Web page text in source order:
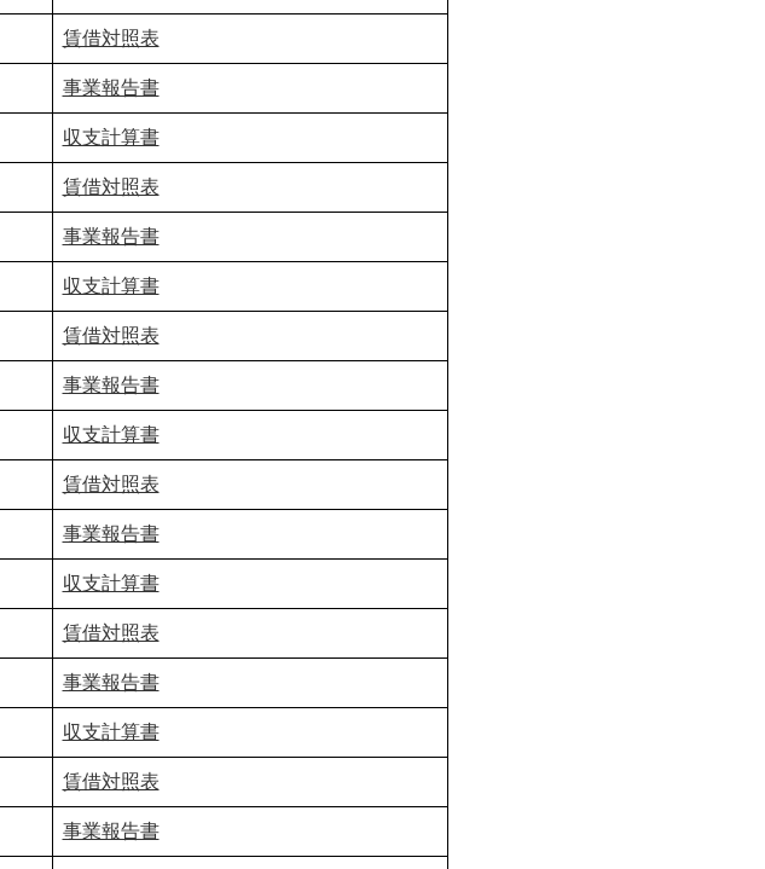
賃借対照表
事業報告書
収支計算書
賃借対照表
事業報告書
収支計算書
賃借対照表
事業報告書
収支計算書
賃借対照表
事業報告書
収支計算書
賃借対照表
事業報告書
収支計算書
賃借対照表
事業報告書